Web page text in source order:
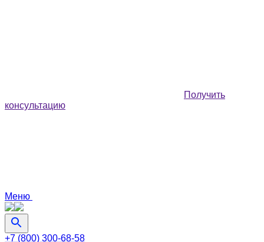
Получить
консультацию
Меню
+7 (800) 300-68-58